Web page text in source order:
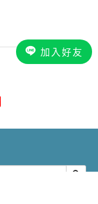
加入好友